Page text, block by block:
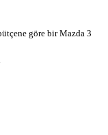
göre bir Mazda 3